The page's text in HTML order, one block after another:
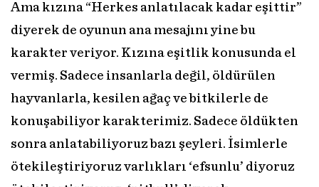
Ama kızına “Herkes anlatılacak kadar eşittir”
diyerek de oyunun ana mesajını yine bu
karakter veriyor. Kızına eşitlik konusunda el
vermiş. Sadece insanlarla değil, öldürülen
hayvanlarla, kesilen ağaç ve bitkilerle de
konuşabiliyor karakterimiz. Sadece öldükten
sonra anlatabiliyoruz bazı şeyleri. İsimlerle
ötekileştiriyoruz varlıkları ‘efsunlu’ diyoruz